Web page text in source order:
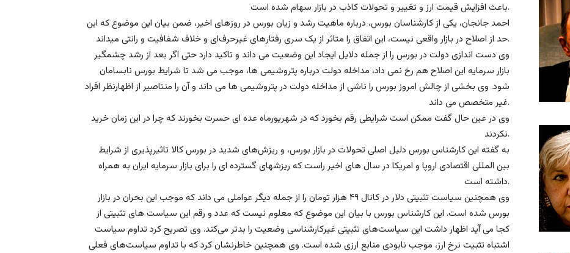
باعث افزایش قیمت ارز و تغییر و تحولات کاذب در بازار سهام شده است.
احمد جانجان، یکی از کارشناسان بورس، درباره ماهیت رشد و زیان بورس در روز‌های اخیر، ضمن بیان این موضوع که این
حد از اصلاح در بازار واقعی نیست، این اتفاق را متاثر از یک سری رفتار‌های غیرحرف‌ای و خلاف شفافیت و رانتی میداند.
وی دست اندازی دولت در بورس را از جمله دلایل ایجاد این وضعیت می داند و تاکید دارد حتی اگر بعد از رشد چشمگیر
بازار سرمایه این اصلاح هم رخ نمی داد، مداخله دولت درباره پتروشیمی ها، موجب می شد تا شرایط بورس نابسامان
شود. وی بخشی از چالش امروز بورس را ناشی از مداخله دولت در پتروشیمی ها می داند و آن را منتاصیر از اظهارنظر افراد
غیر متخصص می داند.
وی در عین حال گفت ممکن است شرایطی رقم بخورد که در شهریورماه عده ای حسرت بخورند که چرا در این زمان خرید
نکردند.
به گفته این کارشناس بورس دلیل اصلی تحولات در بازار بورس، و ریزش‌های شدید در بورس کالا تاثیرپذیری از شرایط
بین المللی اقتصادی اروپا و امریکا در سال های اخیر راست که ریزشهای گسترده ای را برای بازار سرمایه ایران به همراه
داشته است.
وی همچنین سیاست تثبیتی دلار در کانال ۴۹ هزار تومان را از جمله دیگر عواملی می داند که موجب این بحران در بازار
بورس شده است. این کارشناس بورس با بیان این موضوع که معلوم نیست که عدد و رقم این سیاست های تثبیتی از
کجا می آید اظهار داشت این سیاست‌های تثبیتی غیرکارشناسی وضعیت را بدتر می‌کند. وی تصریح کرد تداوم سیاست
اشتباه تثبیت نرخ ارز، موجب نابودی منابع ارزی شده است. وی همچنین خاطرنشان کرد که با تداوم سیاست‌های فعلی